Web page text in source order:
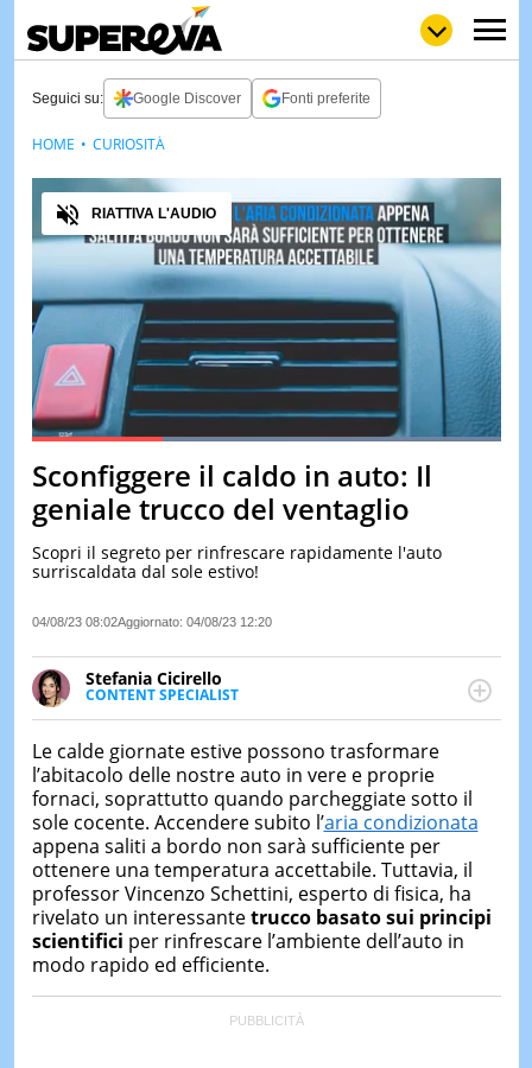
LOLGULP
LOVE
WOW
POP
NEWS
VIDEO
& TV
QUIZ
&
TEST
DI
IERI
Seguici su: Google Discover Fonti preferite
PauseUnmute
Loaded:100.00%
Audio
RIATTIVA L'AUDIO
Sconfiggere il caldo in auto: Il
geniale trucco del ventaglio
Scopri il segreto per rinfrescare rapidamente l'auto
surriscaldata dal sole estivo!
04/08/23 08:02Aggiornato: 04/08/23 12:20
Stefania Cicirello
CONTENT SPECIALIST
Content writer, video editor e fotografa, ha
conseguito un Master in Digital & Social Media
Marketing. Scrive articoli in ottica SEO e realizza
contenuti per social media, con focus su Costume &
Società, Moda e Bellezza.
HOME CURIOSITÀ
Le calde giornate estive possono trasformare
l’abitacolo delle nostre auto in vere e proprie
fornaci, soprattutto quando parcheggiate sotto il
sole cocente. Accendere subito l’aria condizionata
appena saliti a bordo non sarà sufficiente per
ottenere una temperatura accettabile. Tuttavia, il
professor Vincenzo Schettini, esperto di fisica, ha
rivelato un interessantetrucco basato sui principi
scientifici per rinfrescare l’ambiente dell’auto in
modo rapido ed efficiente.